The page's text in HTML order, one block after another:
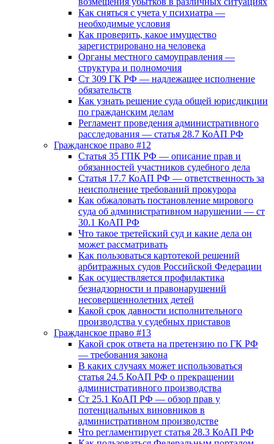
Как сняться с учета у психиатра —
необходимые условия
Как проверить, какое имущество
зарегистрировано на человека
Органы местного самоуправления —
структура и полномочия
Ст 309 ГК РФ — надлежащее исполнение
обязательств
Как узнать решение суда общей юрисдикции
по гражданским делам
Регламент проведения административного
расследования — статья 28.7 КоАП РФ
Гражданское право #12
Статья 35 ГПК РФ — описание прав и
обязанностей участников судебного дела
Статья 17.7 КоАП РФ — ответственность за
неисполнение требований прокурора
Как обжаловать постановление мирового
суда об административном нарушении — ст
30.1 КоАП РФ
Что такое третейский суд и какие дела он
может рассматривать
Как пользоваться картотекой решений
арбитражных судов Российской Федерации
Как осуществляется профилактика
безнадзорности и правонарушений
несовершеннолетних детей
Какой срок давности исполнительного
производства у судебных приставов
Гражданское право #13
Какой срок ответа на претензию по ГК РФ
— требования закона
В каких случаях может использоваться
статья 24.5 КоАП РФ о прекращении
административного производства
Ст 25.1 КоАП РФ — обзор прав у
потенциальных виновников в
административном производстве
Что регламентирует статья 28.3 КоАП РФ